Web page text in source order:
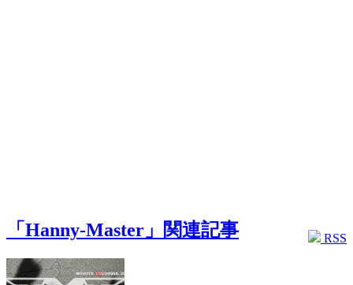
RSS
「Hanny-Master」関連記事